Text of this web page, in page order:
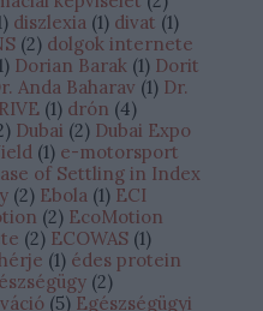
) diszlexia (1) divat (1)
(2) dolgok internete
) Dorian Barak (1) Dorit
Anda Baharav (1) Dr.
(1) drón (4)
) Dubai (2) Dubai Expo
(1) e-motorsport
of Settling in Index
(2) Ebola (1) ECI
(2) EcoMotion
(2) ECOWAS (1)
(1) édes protein
(2)
(5) Egészségügyi